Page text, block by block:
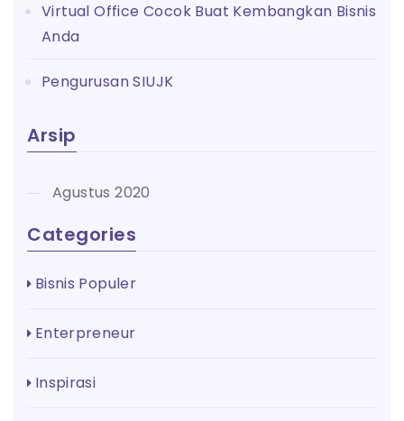
Virtual Office Cocok Buat Kembangkan Bisnis
Anda
Pengurusan SIUJK
Arsip
Agustus 2020
Categories
Bisnis Populer
Enterpreneur
Inspirasi